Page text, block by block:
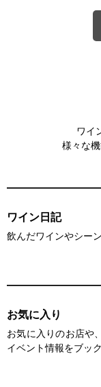
ワイ
様々な
ワイン日記
飲んだワインやシー
お気に入り
お気に入りのお店や
イベント情報をブッ